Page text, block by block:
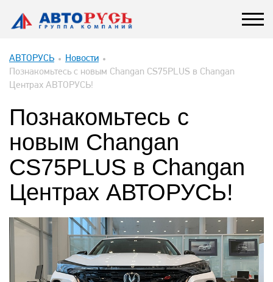
АВТОРУСЬ
Новости
Познакомьтесь с новым Changan CS75PLUS в Changan
Центрах АВТОРУСЬ!
Познакомьтесь с
новым Changan
CS75PLUS в Changan
Центрах АВТОРУСЬ!